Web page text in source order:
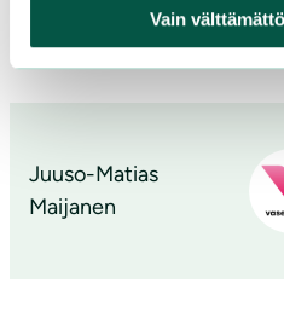
Vain
Jari Leppänen
Juuso-Matias
Maijanen